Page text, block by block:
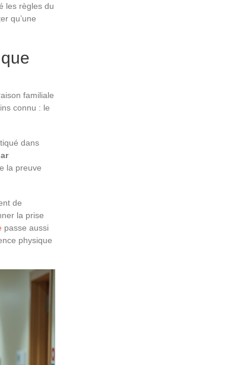
les règles du
qu’une
familiale
connu : le
dans
la preuve
de
la prise
passe aussi
physique